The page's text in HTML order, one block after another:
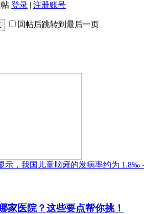
登录 | 注册账号
回帖后跳转到最后一页
，我国儿童脑瘫的发病率约为 1.8‰
家医院？这些要点帮你挑！